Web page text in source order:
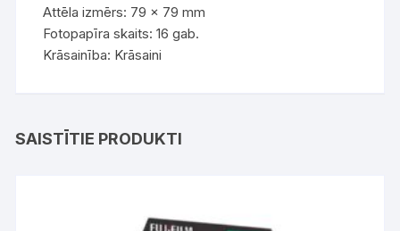
Attēla izmērs: 79 x 79 mm
Fotopapīra skaits: 16 gab.
Krāsainība: Krāsaini
SAISTĪTIE PRODUKTI